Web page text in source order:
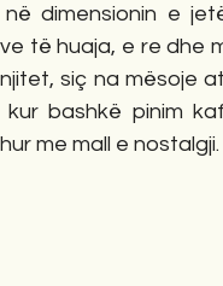
dimensionin e
të huaja, e re dhe
siç na mësoje
kur bashkë pinim
me mall e nostalgji.